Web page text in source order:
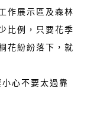
作展示區及森林
比例，只要花季
花紛紛落下，就
心不要太過靠